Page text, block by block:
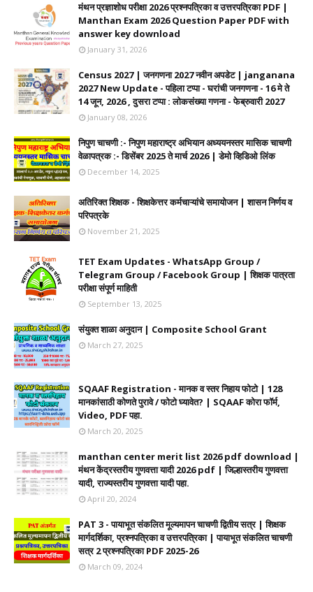
मंथन प्रज्ञाशोध परीक्षा 2026 प्रश्नपत्रिका व उत्तरपत्रिका PDF |
Manthan Exam 2026 Question Paper PDF with
answer key download
January 31, 2026
Census 2027 | जनगणना 2027 नवीन अपडेट | janganana
2027 New Update - पहिला टप्पा - घरांची जनगणना - 16 मे ते
14 जून, 2026 , दुसरा टप्पा : लोकसंख्या गणना - फेब्रुवारी 2027
January 08, 2026
निपुण चाचणी :- निपुण महाराष्ट्र अभियान अध्ययनस्तर मासिक चाचणी
वेळापत्रक :- डिसेंबर 2025 ते मार्च 2026 | डेमो व्हिडिओ लिंक
December 14, 2025
अतिरिक्त शिक्षक - शिक्षकेत्तर कर्मचाऱ्यांचे समायोजन | शासन निर्णय व
परिपत्रके
November 21, 2025
TET Exam Updates - WhatsApp Group /
Telegram Group / Facebook Group | शिक्षक पात्रता
परीक्षा संपूर्ण माहिती
September 13, 2025
संयुक्त शाळा अनुदान | Composite School Grant
March 27, 2025
SQAAF Registration - मानक व स्तर निहाय फोटो | 128
मानकांसाठी कोणते पुरावे / फोटो घ्यावेत? | SQAAF कोरा फॉर्म,
Video, PDF पहा.
March 20, 2025
manthan center merit list 2026 pdf download |
मंथन केंद्रस्तरीय गुणवत्ता यादी 2026 pdf | जिल्हास्तरीय गुणवत्ता
यादी, राज्यस्तरीय गुणवत्ता यादी पहा.
April 20, 2024
PAT 3 - पायाभूत संकलित मूल्यमापन चाचणी द्वितीय सत्र | शिक्षक
मार्गदर्शिका, प्रश्नपत्रिका व उत्तरपत्रिका | पायाभूत संकलित चाचणी
सत्र 2 प्रश्नपत्रिका PDF 2025-26
March 09, 2024